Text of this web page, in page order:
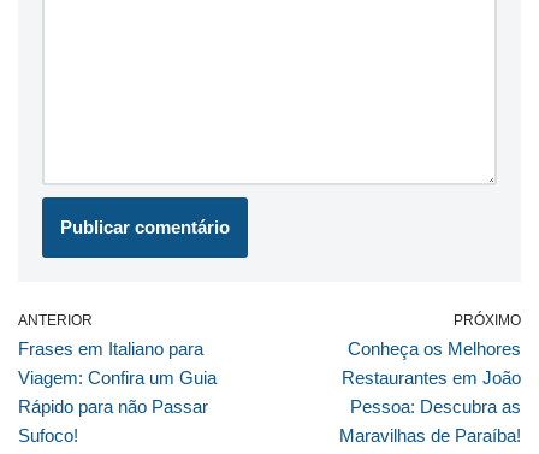
ANTERIOR
Frases em Italiano para
Viagem: Confira um Guia
Rápido para não Passar
Sufoco!
PRÓXIMO
Conheça os Melhores
Restaurantes em João
Pessoa: Descubra as
Maravilhas de Paraíba!